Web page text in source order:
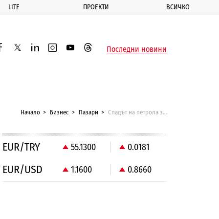
LITE ПРОЕКТИ ВСИЧКО
twitterlinkedininstagram
youtubethreadsПоследни новини
Начало Бизнес Пазари Спадът на петрола заплашва норвежката икономика
EUR/TRY 55.1300 0.0181
EUR/USD 1.1600 0.8660